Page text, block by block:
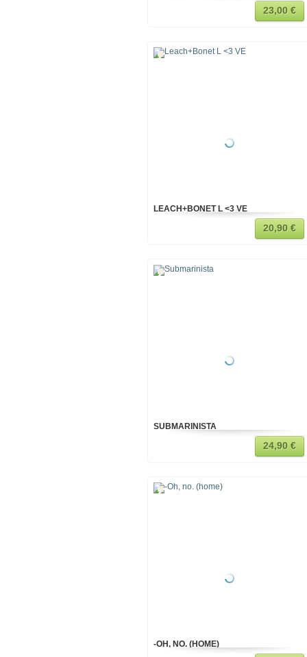
23,00 €
LEACH+BONET L <3 VE
20,90 €
SUBMARINISTA
24,90 €
-OH, NO. (HOME)